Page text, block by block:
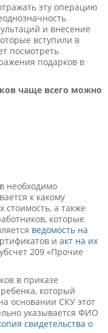
эту операцию
и внесение
вступили в
посмотреть
подарков в
чаще всего можно
необходимо
к какому
стоимость, а также
которые
ведомость на
и акт на их
209 «Прочие
в приказе
который
основании СКУ этот
указывается ФИО
свидетельства о